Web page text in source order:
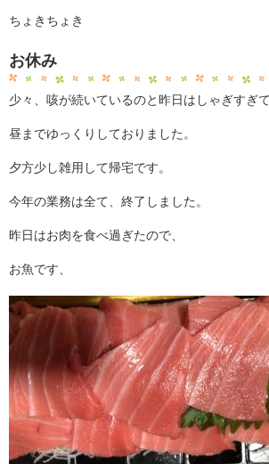
ちょきちょき
お休み
少々、咳が続いているのと昨日はしゃぎすぎて
昼までゆっくりしておりました。
夕方少し雑用して帰宅です。
今年の業務は全て、終了しました。
昨日はお肉を食べ過ぎたので、
お魚です、